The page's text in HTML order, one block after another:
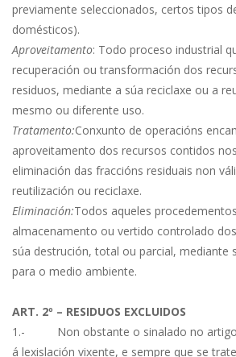
previamente seleccionados, certos tipos
domésticos).
Aproveitamento: Todo proceso industrial
recuperación ou transformación dos
residuos, mediante a súa reciclaxe ou a
mesmo ou diferente uso.
Tratamento:Conxunto de operacións
aproveitamento dos recursos contidos
eliminación das fraccións residuais non
reutilización ou reciclaxe.
Eliminación:Todos aqueles
almacenamento ou vertido controlado
súa destrución, total ou parcial, mediante
para o medio ambiente.
ART. 2º – RESIDUOS EXCLUIDOS
1.- Non obstante o sinalado no artigo
á lexislación vixente, e sempre que se